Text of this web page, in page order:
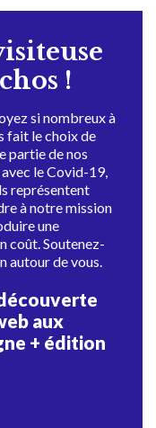
!
si nombreux à
fait le choix de
partie de nos
le Covid-19,
représentent
à notre mission
une
coût. Soutenez-
autour de vous.
aux
+ édition